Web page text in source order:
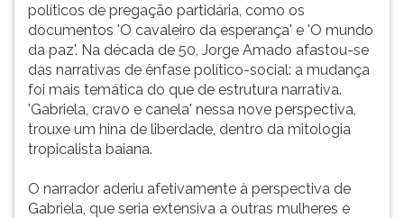
políticos de pregação partidária, como os
documentos 'O cavaleiro da esperança' e 'O mundo
da paz'. Na década de 50, Jorge Amado afastou-se
das narrativas de ênfase político-social: a mudança
foi mais temática do que de estrutura narrativa.
'Gabriela, cravo e canela' nessa nove perspectiva,
trouxe um hina de liberdade, dentro da mitologia
tropicalista baiana.
O narrador aderiu afetivamente à perspectiva de
Gabriela, que seria extensiva a outras mulheres e